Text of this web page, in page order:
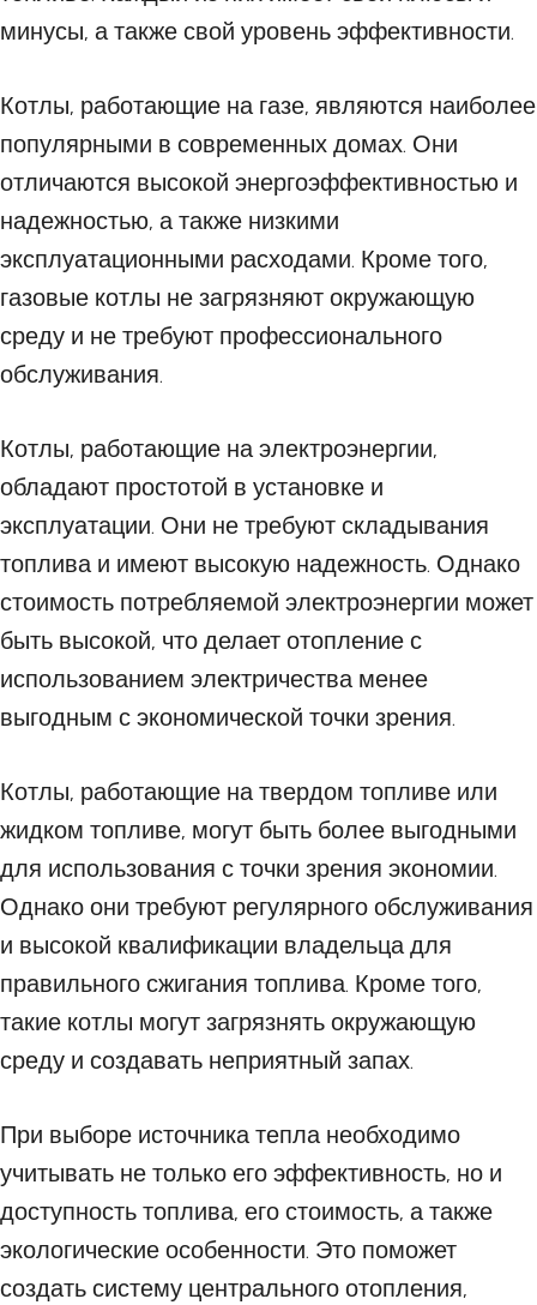
минусы, а также свой уровень эффективности.
Котлы, работающие на газе, являются наиболее
популярными в современных домах. Они
отличаются высокой энергоэффективностью и
надежностью, а также низкими
эксплуатационными расходами. Кроме того,
газовые котлы не загрязняют окружающую
среду и не требуют профессионального
обслуживания.
Котлы, работающие на электроэнергии,
обладают простотой в установке и
эксплуатации. Они не требуют складывания
топлива и имеют высокую надежность. Однако
стоимость потребляемой электроэнергии может
быть высокой, что делает отопление с
использованием электричества менее
выгодным с экономической точки зрения.
Котлы, работающие на твердом топливе или
жидком топливе, могут быть более выгодными
для использования с точки зрения экономии.
Однако они требуют регулярного обслуживания
и высокой квалификации владельца для
правильного сжигания топлива. Кроме того,
такие котлы могут загрязнять окружающую
среду и создавать неприятный запах.
При выборе источника тепла необходимо
учитывать не только его эффективность, но и
доступность топлива, его стоимость, а также
экологические особенности. Это поможет
создать систему центрального отопления,